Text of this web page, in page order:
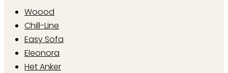
Woood
Chill-Line
Easy Sofa
Eleonora
Het Anker